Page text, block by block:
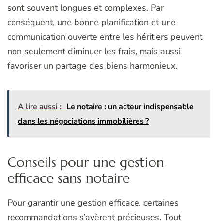
sont souvent longues et complexes. Par
conséquent, une bonne planification et une
communication ouverte entre les héritiers peuvent
non seulement diminuer les frais, mais aussi
favoriser un partage des biens harmonieux.
A lire aussi : Le notaire : un acteur indispensable
dans les négociations immobilières ?
Conseils pour une gestion
efficace sans notaire
Pour garantir une gestion efficace, certaines
recommandations s’avèrent précieuses. Tout